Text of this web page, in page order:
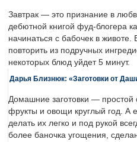
Завтрак — это признание в
дебютной книгой фуд-блогера
начинаться с бабочек в животе.
повторить из подручных
некоторых блюд уйдет 5 минут.
Дарья Близнюк: «Заготовки от
Домашние заготовки — простой
фрукты и овощи круглый год. А
делать их легко и под рукой
более баночка угощения,